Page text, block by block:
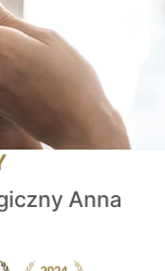
Anna